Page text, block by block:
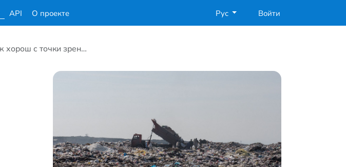
API О проекте Рус Войти
Почему запрет пластика в Армении не так уж хорош с точки зрения экологии